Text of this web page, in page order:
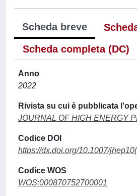
Scheda breve
Scheda completa (DC)
Anno
2022
Rivista su cui è pubblicata
JOURNAL OF HIGH ENERGY
Codice DOI
https://dx.doi.org/10.1007/
Codice WOS
WOS:000870752700001